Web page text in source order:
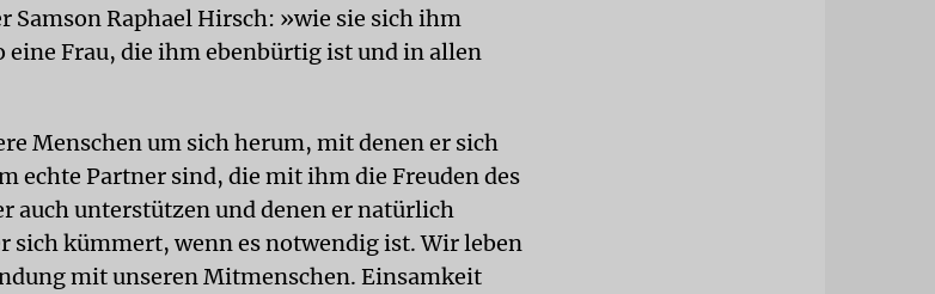
Samson Raphael Hirsch: »wie sie sich ihm
eine Frau, die ihm ebenbürtig ist und in allen
Menschen um sich herum, mit denen er sich
echte Partner sind, die mit ihm die Freuden des
auch unterstützen und denen er natürlich
sich kümmert, wenn es notwendig ist. Wir leben
mit unseren Mitmenschen. Einsamkeit